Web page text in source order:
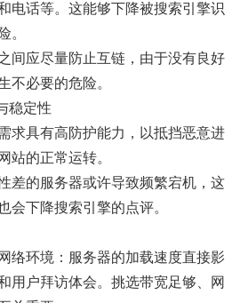
电话等。这能够下降被搜索引擎识
。
间应尽量防止互链，由于没有良好
不必要的危险。
稳定性
求具有高防护能力，以抵挡恶意进
站的正常运转。
差的服务器或许导致频繁宕机，这
会下降搜索引擎的点评。
络环境：服务器的加载速度直接影
用户拜访体会。挑选带宽足够、网